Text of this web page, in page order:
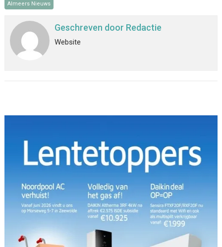
Almeers Nieuws
Geschreven door Redactie
Website